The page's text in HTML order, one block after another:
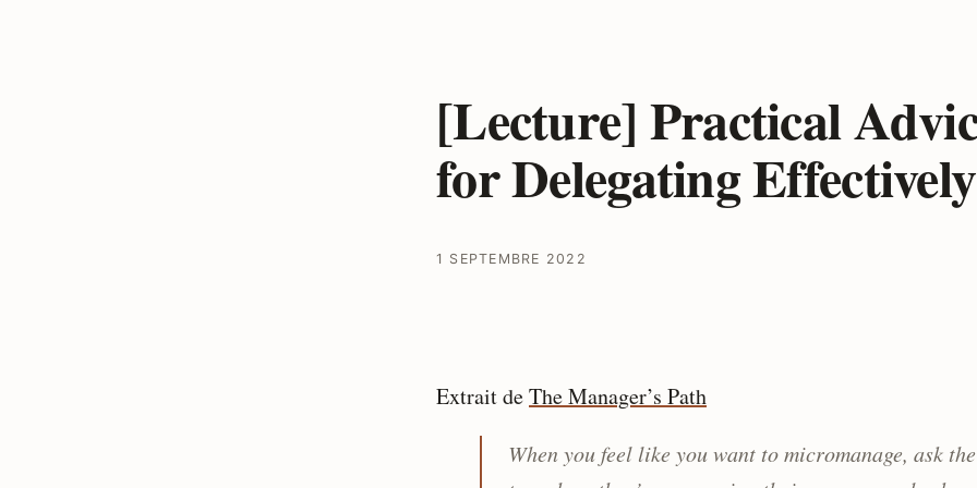
[Lecture] Practical
for Delegating Effectively
1 SEPTEMBRE 2022
Extrait deThe Manager’s Path
When you feel like you want to micromanage, ask the